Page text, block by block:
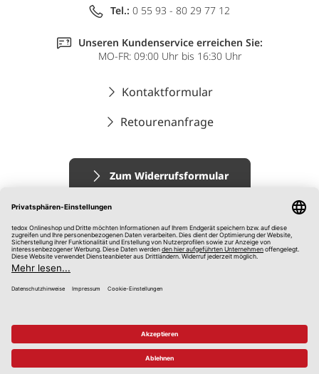
Tel.: 0 55 93 - 80 29 77 12
Unseren Kundenservice erreichen Sie:
MO-FR: 09:00 Uhr bis 16:30 Uhr
Kontaktformular
Retourenanfrage
Zum Widerrufsformular
© 2026 tedox KG
Impressum
AGB
Datenschutz
Hinweisgebersystem